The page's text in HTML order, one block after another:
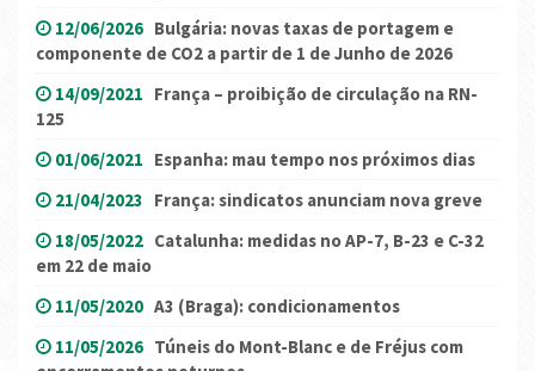
12/06/2026 Bulgária: novas taxas de portagem e
componente de CO2 a partir de 1 de Junho de 2026
14/09/2021 França – proibição de circulação na RN-
125
01/06/2021 Espanha: mau tempo nos próximos dias
21/04/2023 França: sindicatos anunciam nova greve
18/05/2022 Catalunha: medidas no AP-7, B-23 e C-32
em 22 de maio
11/05/2020 A3 (Braga): condicionamentos
11/05/2026 Túneis do Mont-Blanc e de Fréjus com